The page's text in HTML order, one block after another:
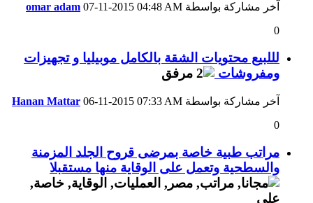
آخر مشاركة بواسطة omar adam 07-11-2015 04:48 AM
0
لللبيع محتويات الشقة بالكامل موبيليا و تجهيزات
ومفروشات
آخر مشاركة بواسطة Hanan Mattar 06-11-2015 07:33 AM
0
مراتب طبية خاصة بمرضى قروح الجلد المزمنة
والسطحية وتعمل على الوقاية منها مستقبلا